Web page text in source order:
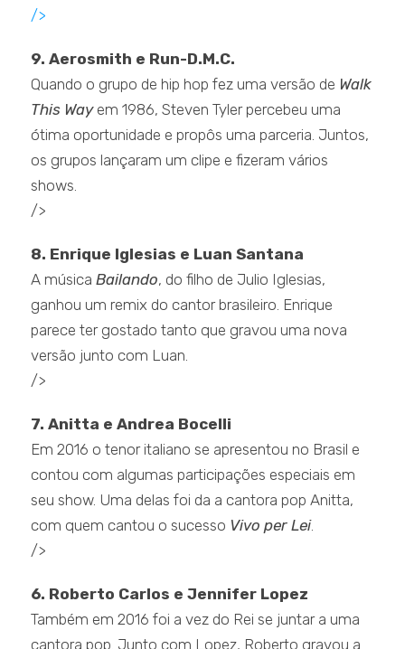
/>
9. Aerosmith e Run-D.M.C.
Quando o grupo de hip hop fez uma versão de Walk
This Wayem 1986, Steven Tyler percebeu uma
ótima oportunidade e propôs uma parceria. Juntos,
os grupos lançaram um clipe e fizeram vários
shows.
/>
8. Enrique Iglesias e Luan Santana
A músicaBailando, do filho de Julio Iglesias,
ganhou um remix do cantor brasileiro. Enrique
parece ter gostado tanto que gravou uma nova
versão junto com Luan.
/>
7. Anitta e Andrea Bocelli
Em 2016 o tenor italiano se apresentou no Brasil e
contou com algumas participações especiais em
seu show. Uma delas foi da a cantora pop Anitta,
com quem cantou o sucesso Vivo per Lei.
/>
6. Roberto Carlos e Jennifer Lopez
Também em 2016 foi a vez do Rei se juntar a uma
cantora pop. Junto com Lopez, Roberto gravou a